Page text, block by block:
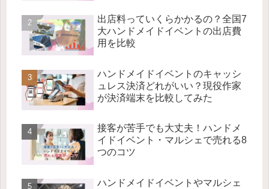
出店料っていくらかかるの？全国7
大ハンドメイドイベントの出店費
用を比較
ハンドメイドイベントのキャッシ
ュレス決済どれがいい？現役作家
が決済端末を比較してみた
接客が苦手でも大丈夫！ハンドメ
イドイベント・マルシェで売れる8
つのコツ
ハンドメイドイベントやマルシェ